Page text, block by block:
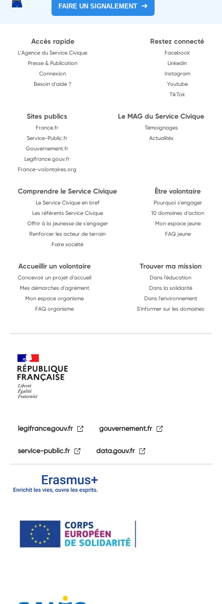
FAIRE UN SIGNALEMENT
Accès rapide
L'Agence du Service Civique
Presse & Publication
Connexion
Besoin d'aide ?
Restez connecté
Facebook
Linkedin
Instagram
Youtube
TikTok
Sites publics
France.fr
Service-Public.fr
Gouvernement.fr
Legifrance.gouv.fr
France-volontaires.org
Le MAG du Service Civique
Témoignages
Actualités
Comprendre le Service Civique
Le Service Civique en bref
Les référents Service Civique
Offrir à la jeunesse de s'engager
Renforcer les acteur de terrain
Faire société
Être volontaire
Pourquoi s'engager
10 domaines d'action
Mon espace jeune
FAQ jeune
Accueillir un volontaire
Concevoir un projet d'accueil
Mes démarches d'agrément
Mon espace organisme
FAQ organisme
Trouver ma mission
Dans l'éducation
Dans la solidarité
Dans l'environnement
S'informer sur les domaines
legifrance.gouv.fr gouvernement.fr
service-public.fr data.gouv.fr